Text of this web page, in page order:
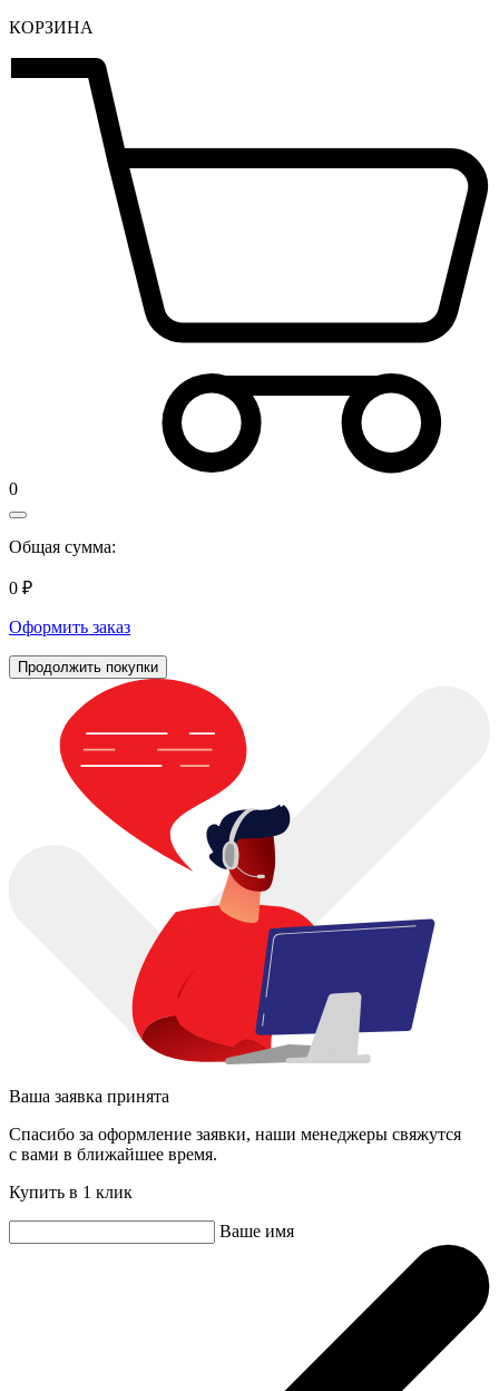
КОРЗИНА
0
Общая сумма:
0 ₽
Оформить заказ
Продолжить покупки
Ваша заявка принята
Спасибо за оформление заявки, наши менеджеры свяжутся
с вами в ближайшее время.
Купить в 1 клик
Ваше имя